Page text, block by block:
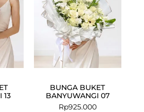
13
BUNGA BUKET
BANYUWANGI 07
Rp925.000